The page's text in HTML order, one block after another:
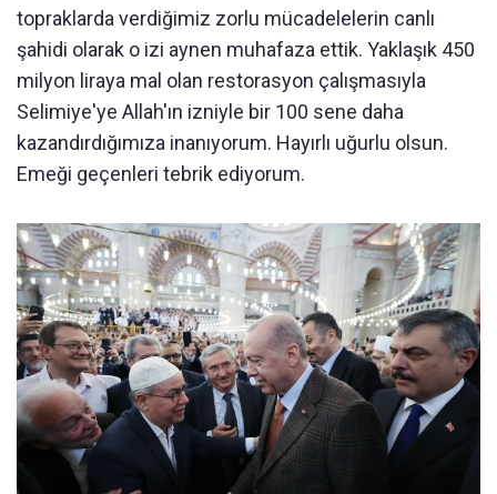
topraklarda verdiğimiz zorlu mücadelelerin canlı
şahidi olarak o izi aynen muhafaza ettik. Yaklaşık 450
milyon liraya mal olan restorasyon çalışmasıyla
Selimiye'ye Allah'ın izniyle bir 100 sene daha
kazandırdığımıza inanıyorum. Hayırlı uğurlu olsun.
Emeği geçenleri tebrik ediyorum.